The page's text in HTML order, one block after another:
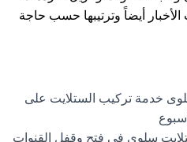
الأخبار أيضاً وترتيبها حسب حاجة
خدمة تركيب الستلايت على
سلوى في فتح وقفل القنوات